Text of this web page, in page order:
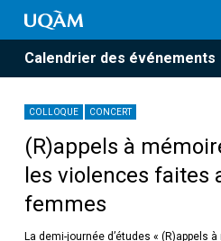
Calendrier des événements
COLLOQUE CONCERT
(R)appels à
les violences faites
femmes
La demi-journée d’études « (R)appels